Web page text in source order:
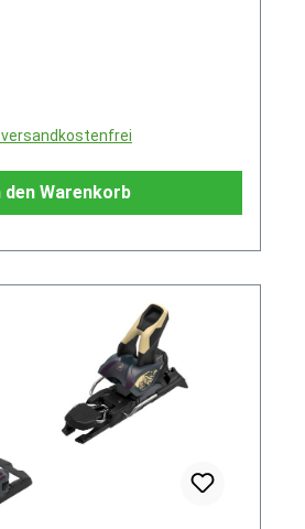
versandkostenfrei
den Warenkorb